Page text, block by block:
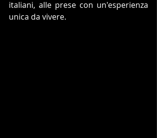
italiani, alle prese con un'esperienza
unica da vivere.